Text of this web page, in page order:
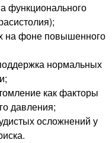
функционального
на фоне повышенного
нормальных
как факторы
давления;
осложнений у